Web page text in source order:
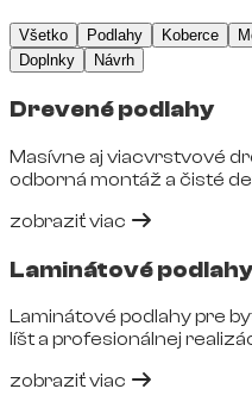
Všetko Podlahy Koberce
Doplnky
Návrh
Drevené podlahy
Masívne aj viacvrstvové
odborná montáž a čisté
zobraziť viac
Laminátové podlahy
Laminátové podlahy pre
líšt a profesionálnej
zobraziť viac